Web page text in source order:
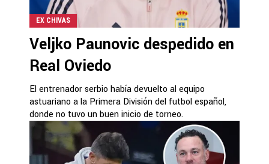
EX CHIVAS
Veljko Paunovic despedido en
Real Oviedo
El entrenador serbio había devuelto al equipo
astuariano a la Primera División del futbol español,
donde no tuvo un buen inicio de torneo.